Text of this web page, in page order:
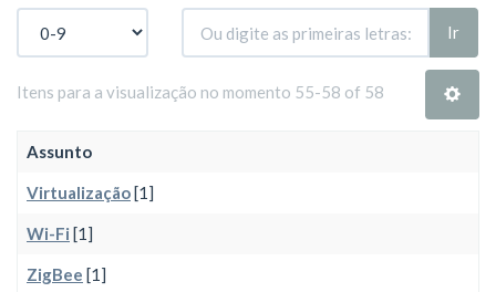
Ir
Itens para a visualização no momento 55-58 of 58
Assunto
Virtualização[1]
Wi-Fi [1]
ZigBee [1]